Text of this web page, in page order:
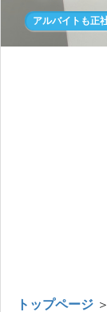
アルバイトも正
トップページ ＞